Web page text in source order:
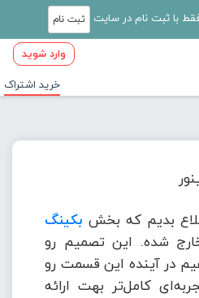
ثبت نام
وارد شوید
خرید اشتراک
بدیم که بخش بکینگ
شده. این تصمیم رو
در آینده این قسمت رو
کامل‌تر بهت ارائه